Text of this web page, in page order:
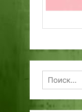
Найти: